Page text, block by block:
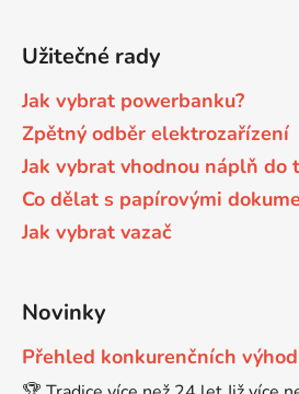
Užitečné rady
Jak vybrat powerbanku?
Zpětný odběr elektrozařízení
Jak vybrat vhodnou náplň do
Co dělat s papírovými
Jak vybrat vazač
Novinky
Přehled konkurenčních výhod